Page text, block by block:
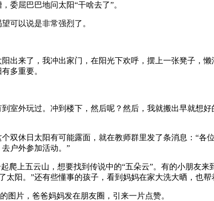
屈巴巴地问太阳“干啥去了”。
可以说是非常强烈了。
出来了，我冲出家门，在阳光下欢呼，摆上一张凳子，
多重要。
室外玩过。冲到楼下，然后呢？然后，我就搬出早就想
休日太阳有可能露面，就在教师群里发了条消息：“各
户外参加活动。”
爬上五云山，想要找到传说中的“五朵云”。有的小朋友
阳。”还有些懂事的孩子，看到妈妈在家大洗大晒，也帮
图片，爸爸妈妈发在朋友圈，引来一片点赞。